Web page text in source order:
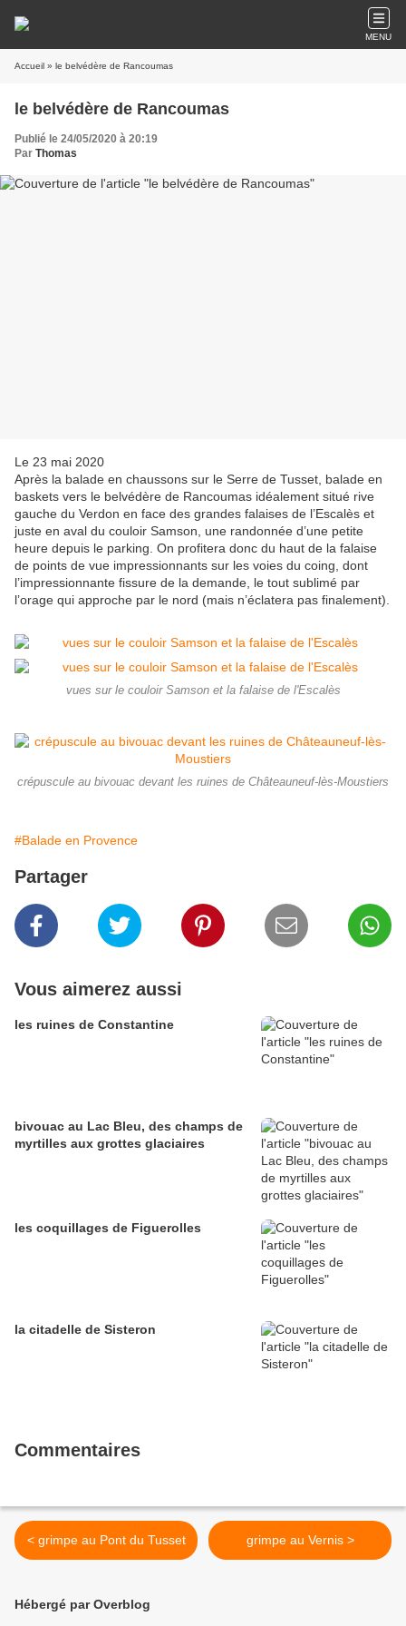
MENU
Accueil » le belvédère de Rancoumas
le belvédère de Rancoumas
Publié le 24/05/2020 à 20:19
Par Thomas
Le 23 mai 2020
Après la balade en chaussons sur le Serre de Tusset, balade en
baskets vers le belvédère de Rancoumas idéalement situé rive
gauche du Verdon en face des grandes falaises de l’Escalès et
juste en aval du couloir Samson, une randonnée d’une petite
heure depuis le parking. On profitera donc du haut de la falaise
de points de vue impressionnants sur les voies du coing, dont
l’impressionnante fissure de la demande, le tout sublimé par
l’orage qui approche par le nord (mais n’éclatera pas finalement).
vues sur le couloir Samson et la falaise de l'Escalès
crépuscule au bivouac devant les ruines de Châteauneuf-lès-Moustiers
#Balade en Provence
Partager
Vous aimerez aussi
les ruines de Constantine
bivouac au Lac Bleu, des champs de
myrtilles aux grottes glaciaires
les coquillages de Figuerolles
la citadelle de Sisteron
Commentaires
< grimpe au Pont du Tusset grimpe au Vernis >
Hébergé par Overblog